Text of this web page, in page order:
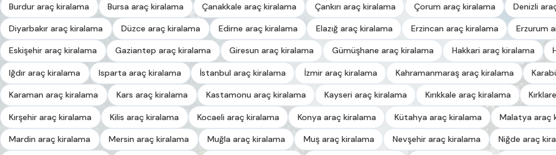
Burdur araç kiralama Bursa araç kiralama Çanakkale araç kiralama Çankırı araç kiralama Çorum araç kiralama Denizli
Diyarbakır araç kiralama Düzce araç kiralama Edirne araç kiralama Elazığ araç kiralama Erzincan araç kiralama Erzurum
Eskişehir araç kiralama Gaziantep araç kiralama Giresun araç kiralama Gümüşhane araç kiralama Hakkari araç kiralama
Iğdır araç kiralama Isparta araç kiralama İstanbul araç kiralama İzmir araç kiralama Kahramanmaraş araç kiralama
Karaman araç kiralama Kars araç kiralama Kastamonu araç kiralama Kayseri araç kiralama Kırıkkale araç kiralama
Kırşehir araç kiralama Kilis araç kiralama Kocaeli araç kiralama Konya araç kiralama Kütahya araç kiralama Malatya araç
Mardin araç kiralama Mersin araç kiralama Muğla araç kiralama Muş araç kiralama Nevşehir araç kiralama Niğde araç